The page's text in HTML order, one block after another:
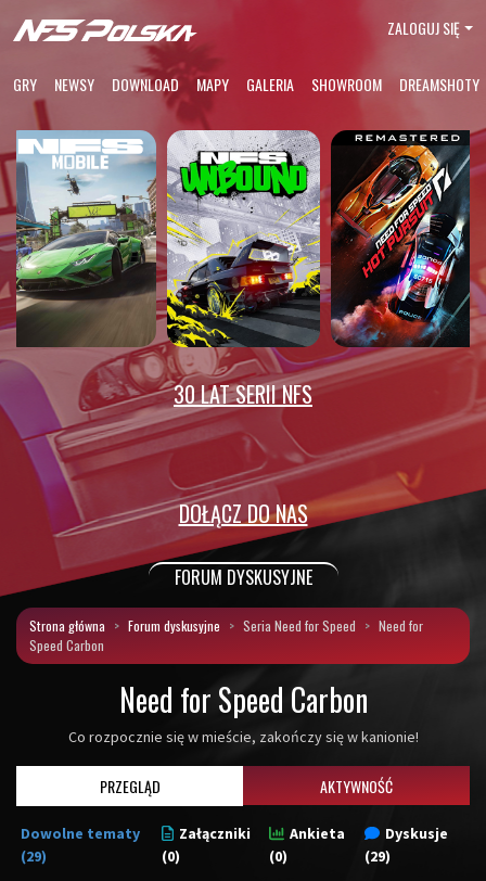
GRY NEWSY DOWNLOAD MAPY GALERIA SHOWROOM DREAMSHOTY
ZALOGUJ SIĘ
30 LAT SERII NFS
DOŁĄCZ DO NAS
FORUM DYSKUSYJNE
Strona główna Forum dyskusyjne Seria Need for Speed
Need for
Speed Carbon
Need for Speed Carbon
Co rozpocznie się w mieście, zakończy się w kanionie!
PRZEGLĄD AKTYWNOŚĆ
Dowolne tematy
(29)
Załączniki
(0)
Ankieta
(0)
Dyskusje
(29)